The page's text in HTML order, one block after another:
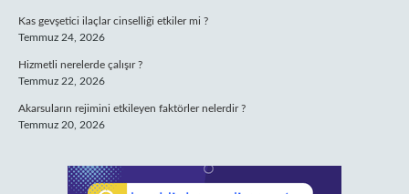
Kas gevşetici ilaçlar cinselliği etkiler mi ?
Temmuz 24, 2026
Hizmetli nerelerde çalışır ?
Temmuz 22, 2026
Akarsuların rejimini etkileyen faktörler nelerdir ?
Temmuz 20, 2026